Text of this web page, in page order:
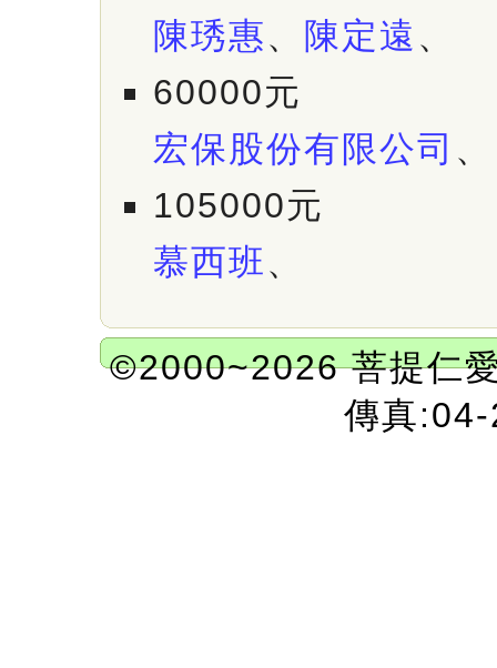
陳琇惠、 陳定遠 、
60000元
宏保股份有限公司 、
105000元
慕西班、
©2000~2026 菩提
傳真